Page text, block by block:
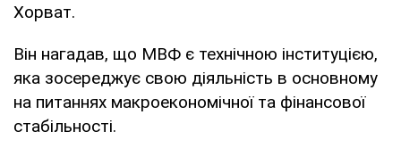
Хорват.
Він нагадав, що МВФ є технічною інституцією,
яка зосереджує свою діяльність в основному
на питаннях макроекономічної та фінансової
стабільності.